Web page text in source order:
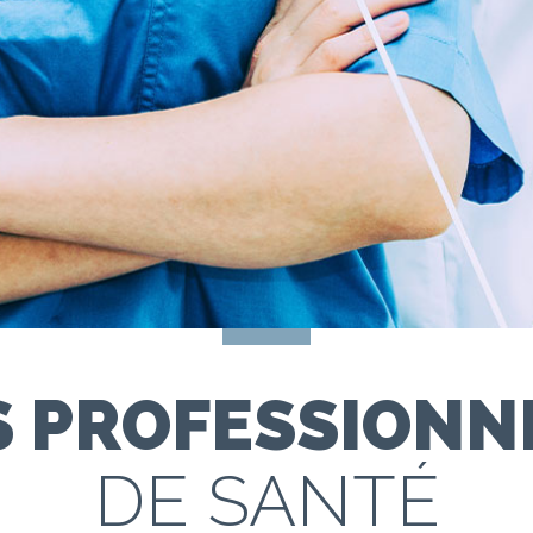
DE SANTÉ